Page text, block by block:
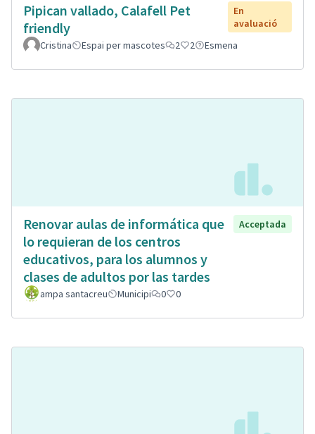
Pipican vallado, Calafell Pet
friendly
En
avaluació
Cristina
Espai per mascotes 2 2 Esmena
Renovar aulas de informática que
lo requieran de los centros
educativos, para los alumnos y
clases de adultos por las tardes
Acceptada
ampa santacreu Municipi 0 0